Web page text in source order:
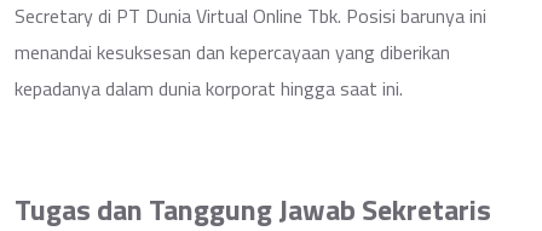
Secretary di PT Dunia Virtual Online Tbk. Posisi barunya ini
menandai kesuksesan dan kepercayaan yang diberikan
kepadanya dalam dunia korporat hingga saat ini.
Tugas dan Tanggung Jawab Sekretaris